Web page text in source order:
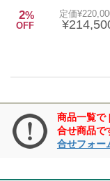
2%
OFF
定価
商品一覧で
合せ商品で
合せフォー